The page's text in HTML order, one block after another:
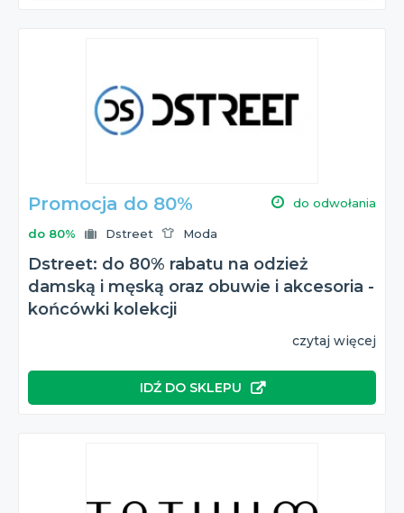
Promocja do 80% do odwołania
do 80% Dstreet Moda
Dstreet: do 80% rabatu na odzież
damską i męską oraz obuwie i akcesoria -
końcówki kolekcji
czytaj więcej
IDŹ DO SKLEPU